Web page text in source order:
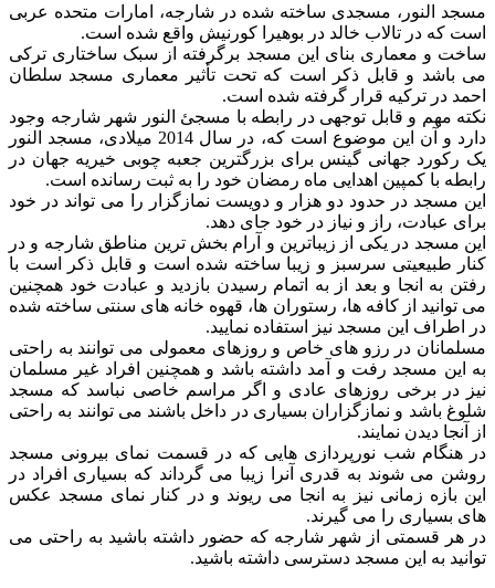
مسجد النور، مسجدی ساخته شده در شارجه، امارات متحده عربی
است که در تالاب خالد در بوهیرا کورنیش واقع شده است.
ساخت و معماری بنای این مسجد برگرفته از سبک ساختاری ترکی
می باشد و قابل ذکر است که تحت تأثیر معماری مسجد سلطان
احمد در ترکیه قرار گرفته شده است.
نکته مهم و قابل توجهی در رابطه با مسجئ النور شهر شارجه وجود
دارد و آن این موضوع است که، در سال 2014 میلادی، مسجد النور
یک رکورد جهانی گینس برای بزرگترین جعبه چوبی خیریه جهان در
رابطه با کمپین اهدایی ماه رمضان خود را به ثبت رسانده است.
این مسجد در حدود دو هزار و دویست نمازگزار را می تواند در خود
برای عبادت، راز و نیاز در خود جای دهد.
این مسجد در یکی از زیباترین و آرام بخش ترین مناطق شارجه و در
کنار طبیعیتی سرسبز و زیبا ساخته شده است و قابل ذکر است با
رفتن به انجا و بعد از به اتمام رسیدن بازدید و عبادت خود همچنین
می توانید از کافه ها، رستوران ها، قهوه خانه های سنتی ساخته شده
در اطراف این مسجد نیز استفاده نمایید.
مسلمانان در رزو های خاص و روزهای معمولی می توانند به راحتی
به این مسجد رفت و آمد داشته باشد و همچنین افراد غیر مسلمان
نیز در برخی روزهای عادی و اگر مراسم خاصی نباسد که مسجد
شلوغ باشد و نمازگزاران بسیاری در داخل باشند می توانند به راحتی
از آنجا دیدن نمایند.
در هنگام شب نورپردازی هایی که در قسمت نمای بیرونی مسجد
روشن می شوند به قدری آنرا زیبا می گرداند که بسیاری افراد در
این بازه زمانی نیز به انجا می ریوند و در کنار نمای مسجد عکس
های بسیاری را می گیرند.
در هر قسمتی از شهر شارجه که حضور داشته باشید به راحتی می
توانید به این مسجد دسترسی داشته باشید.